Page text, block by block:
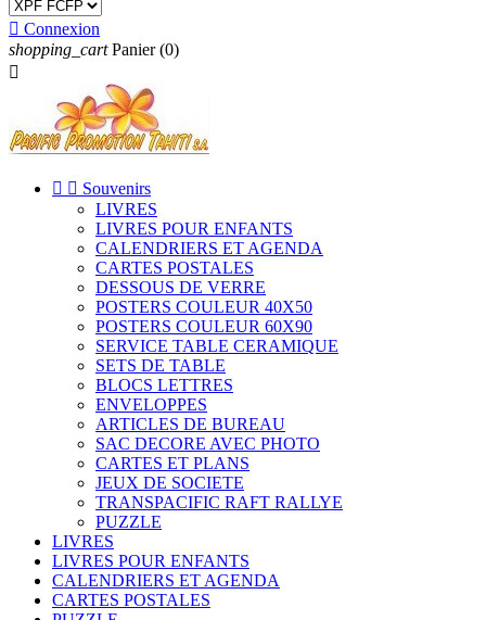
 Connexion
shopping_cart Panier (0)

  Souvenirs
LIVRES
LIVRES POUR ENFANTS
CALENDRIERS ET AGENDA
CARTES POSTALES
DESSOUS DE VERRE
POSTERS COULEUR 40X50
POSTERS COULEUR 60X90
SERVICE TABLE CERAMIQUE
SETS DE TABLE
BLOCS LETTRES
ENVELOPPES
ARTICLES DE BUREAU
SAC DECORE AVEC PHOTO
CARTES ET PLANS
JEUX DE SOCIETE
TRANSPACIFIC RAFT RALLYE
PUZZLE
LIVRES
LIVRES POUR ENFANTS
CALENDRIERS ET AGENDA
CARTES POSTALES